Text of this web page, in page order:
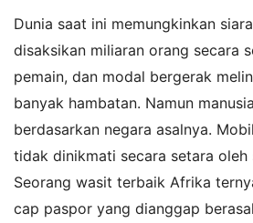
Dunia saat ini memungkinkan
disaksikan miliaran orang secara
pemain, dan modal bergerak
banyak hambatan. Namun
berdasarkan negara asalnya.
tidak dinikmati secara setara oleh
Seorang wasit terbaik Afrika
cap paspor yang dianggap